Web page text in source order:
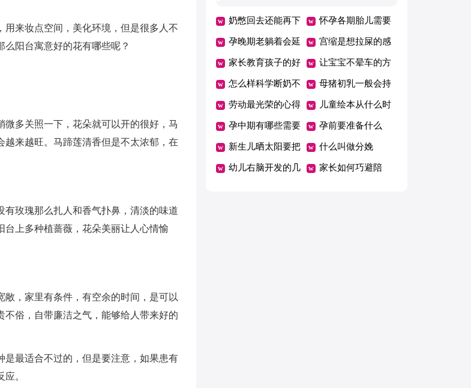
来妆点空间，美化环境，但是很多人不
阳台寓意好的花有哪些呢？
多关照一下，花朵就可以开的很好，马
来越旺。马蹄莲清香但是不太浓郁，在
玫瑰那么扎人和香气扑鼻，清淡的味道
上多种植蔷薇，花朵美丽让人心情愉
，家里有条件，有空余的时间，是可以
俗，自带廉洁之气，能够给人带来好的
最适合不过的，但是要注意，如果患有
。
奶憋回去还能再下
来吗
怀孕各期胎儿需要
的营养
孕晚期老躺着会延
期吗
宫缩是想拉屎的感
觉吗
家长教育孩子的好
方法总结一年级
让宝宝不晕车的方
法
怎么样科学断奶不
坑娃
母猪初乳一般会持
续几天
劳动最光荣的心得
体会范文（精选5
篇）
儿童绘本从什么时
候开始看有哪些好
处
孕中期有哪些需要
注意的事项
孕前要准备什么
新生儿晒太阳要把
衣服脱了吗
什么叫做分娩
幼儿右脑开发的几 家长如何巧避陪